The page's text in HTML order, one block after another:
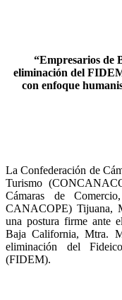
“Empresarios de
eliminación del
con enfoque
La Confederación de
Turismo
Cámaras de
CANACOPE) Tijuana,
una postura firme ante
Baja California, Mtra.
eliminación del
(FIDEM).